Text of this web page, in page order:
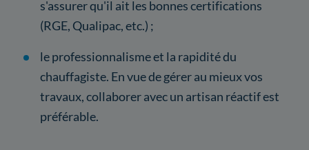
s'assurer qu'il ait les bonnes certifications
(RGE, Qualipac, etc.) ;
le professionnalisme et la rapidité du
chauffagiste. En vue de gérer au mieux vos
travaux, collaborer avec un artisan réactif est
préférable.